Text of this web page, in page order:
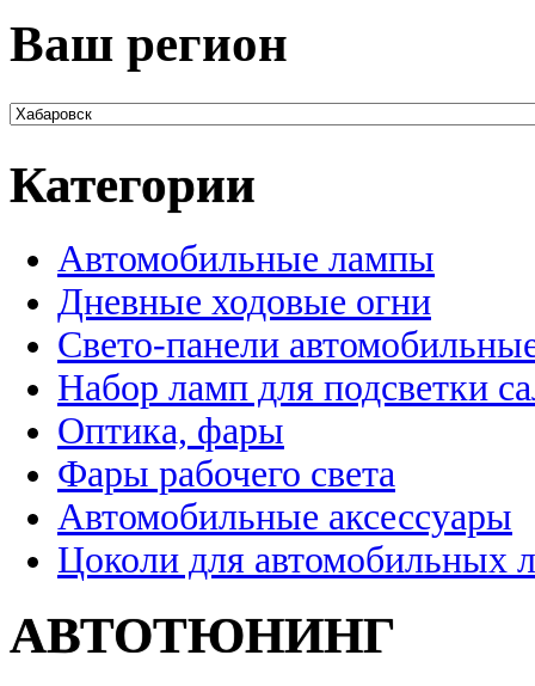
Ваш регион
Категории
Автомобильные лампы
Дневные ходовые огни
Свето-панели
Набор ламп для подсветки
Оптика, фары
Фары рабочего света
Автомобильные аксессуары
Цоколи для автомобильных
АВТОТЮНИНГ